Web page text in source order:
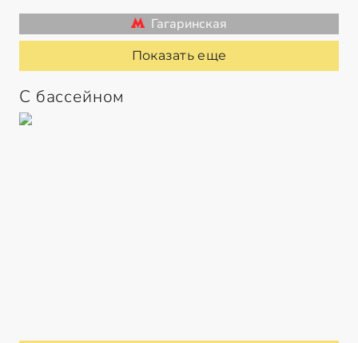
Гагаринская
Показать еще
С бассейном